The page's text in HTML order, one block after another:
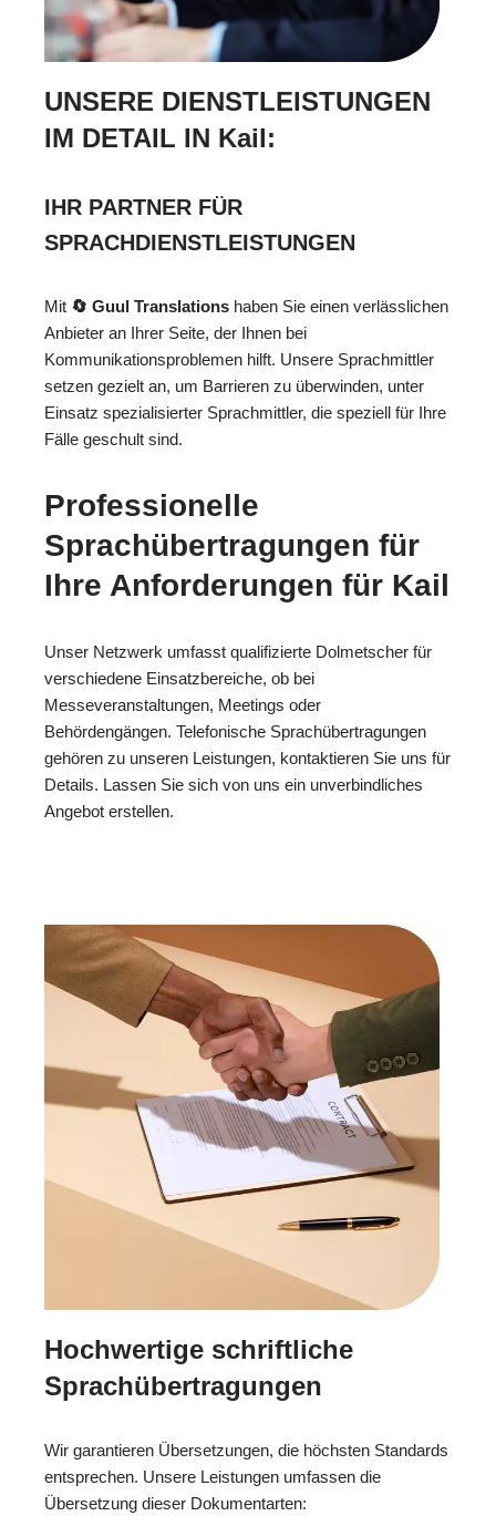
UNSERE DIENSTLEISTUNGEN
IM DETAIL IN Kail:
IHR PARTNER FÜR
SPRACHDIENSTLEISTUNGEN
Mit 🔄 Guul Translations haben Sie einen verlässlichen
Anbieter an Ihrer Seite, der Ihnen bei
Kommunikationsproblemen hilft. Unsere Sprachmittler
setzen gezielt an, um Barrieren zu überwinden, unter
Einsatz spezialisierter Sprachmittler, die speziell für Ihre
Fälle geschult sind.
Professionelle
Sprachübertragungen für
Ihre Anforderungen für Kail
Unser Netzwerk umfasst qualifizierte Dolmetscher für
verschiedene Einsatzbereiche, ob bei
Messeveranstaltungen, Meetings oder
Behördengängen. Telefonische Sprachübertragungen
gehören zu unseren Leistungen, kontaktieren Sie uns für
Details. Lassen Sie sich von uns ein unverbindliches
Angebot erstellen.
Hochwertige schriftliche
Sprachübertragungen
Wir garantieren Übersetzungen, die höchsten Standards
entsprechen. Unsere Leistungen umfassen die
Übersetzung dieser Dokumentarten: